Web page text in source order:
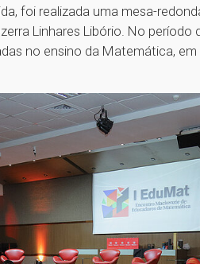
foi realizada uma mesa-
Linhares Libório. No período
no ensino da Matemática, em